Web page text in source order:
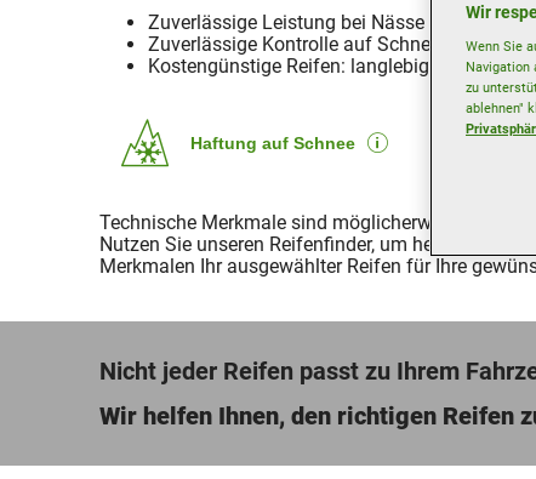
Zuverlässige Leistung bei Nässe
Zuverlässige Kontrolle auf Schnee
Kostengünstige Reifen: langlebig bei
Haftung auf Schnee
Technische Merkmale sind möglicherweise nur für
Nutzen Sie unseren Reifenfinder, um
Merkmalen Ihr ausgewählter Reifen für Ihre
Nicht jeder Reifen passt zu Ihrem
Wir helfen Ihnen, den richtigen Reifen
Wir
Wenn Sie
Navigation
zu
ablehnen"